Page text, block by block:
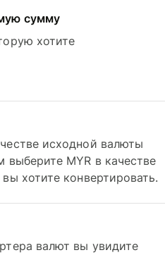
сумму
хотите
исходной валюты
выберите MYR в качестве
хотите конвертировать.
валют вы увидите